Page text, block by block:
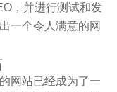
，并进行测试和发
一个令人满意的网
网站已经成为了一